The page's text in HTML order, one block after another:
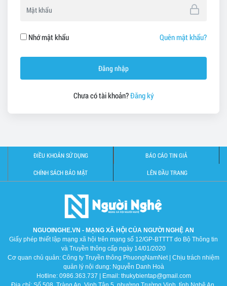
Nhớ mật khẩu Quên mật khẩu?
Đăng nhập
Chưa có tài khoản?Đăng ký
ĐIỀU KHOẢN SỬ DỤNG BÁO CÁO TIN GIẢ
CHÍNH SÁCH BẢO MẬT LÊN ĐẦU TRANG
NGUOINGHE.VN - MẠNG XÃ HỘI CỦA NGƯỜI NGHỆ AN
Giấy phép thiết lập mạng xã hội trên mạng số 12/GP-BTTTT do Bộ Thông tin
và Truyền thông cấp ngày 14/01/2020
Cơ quan chủ quản: Công ty Truyền thông PhuongNamNet | Chịu trách nhiệm
quản lý nội dung: Nguyễn Danh Hoà
Hotline: 0986.363.737 | Email: thukybientap@gmail.com